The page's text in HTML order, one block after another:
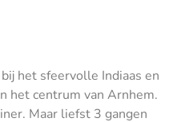
het sfeervolle Indiaas en
het centrum van Arnhem.
Maar liefst 3 gangen